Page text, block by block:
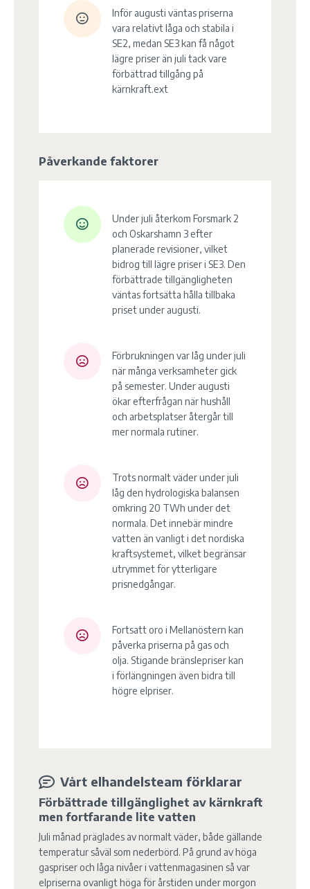
Inför augusti väntas priserna
vara relativt låga och stabila i
SE2, medan SE3 kan få något
lägre priser än juli tack vare
förbättrad tillgång på
kärnkraft.ext
Påverkande faktorer
Under juli återkom Forsmark 2
och Oskarshamn 3 efter
planerade revisioner, vilket
bidrog till lägre priser i SE3. Den
förbättrade tillgängligheten
väntas fortsätta hålla tillbaka
priset under augusti.
Förbrukningen var låg under juli
när många verksamheter gick
på semester. Under augusti
ökar efterfrågan när hushåll
och arbetsplatser återgår till
mer normala rutiner.
Trots normalt väder under juli
låg den hydrologiska balansen
omkring 20 TWh under det
normala. Det innebär mindre
vatten än vanligt i det nordiska
kraftsystemet, vilket begränsar
utrymmet för ytterligare
prisnedgångar.
Fortsatt oro i Mellanöstern kan
påverka priserna på gas och
olja. Stigande bränslepriser kan
i förlängningen även bidra till
högre elpriser.
Vårt elhandelsteam förklarar
Förbättrade tillgänglighet av kärnkraft
men fortfarande lite vatten
Juli månad präglades av normalt väder, både gällande
temperatur såväl som nederbörd. På grund av höga
gaspriser och låga nivåer i vattenmagasinen så var
elpriserna ovanligt höga för årstiden under morgon